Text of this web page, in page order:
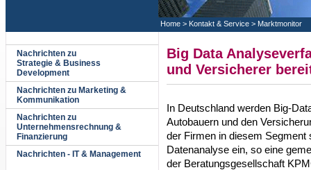
Home > Kontakt & Service > Marktmonitor
Nachrichten zu
Strategie & Business
Development
Nachrichten zu Marketing &
Kommunikation
Nachrichten zu
Unternehmensrechnung &
Finanzierung
Nachrichten - IT & Management
Big Data
und Versicherer
In Deutschland werden Big-
Autobauern und den
der Firmen in diesem
Datenanalyse ein, so eine
der Beratungsgesellschaft